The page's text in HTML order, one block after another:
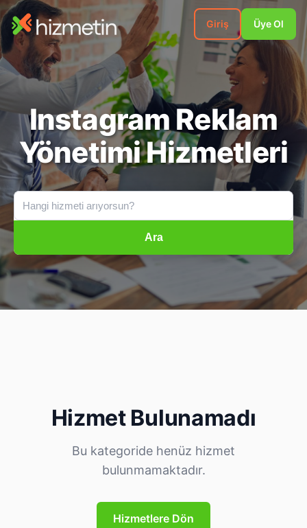
Giriş Üye Ol
Instagram Reklam
Yönetimi Hizmetleri
Ara
Hizmet Bulunamadı
Bu kategoride henüz hizmet
bulunmamaktadır.
Hizmetlere Dön